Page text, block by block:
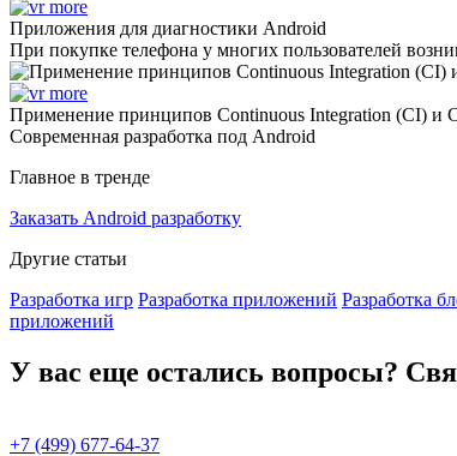
Приложения для диагностики Android
При покупке телефона у многих пользователей
Применение принципов Continuous Integration (CI) и
Современная разработка под Android
Главное в тренде
Заказать Android разработку
Другие статьи
Разработка игр Разработка приложений Разработка
приложений
У вас еще остались вопросы?
+7 (499) 677-64-37